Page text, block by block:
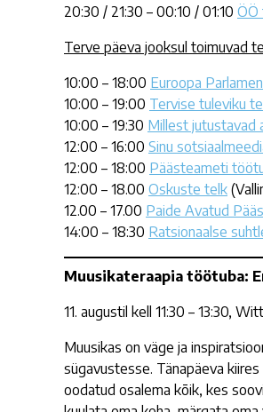
20:30 / 21:30 – 00:10 / 01:10 ÖÖ
Terve päeva jooksul toimuvad
10:00 – 18:00 Euroopa
10:00 – 19:00 Tervise tuleviku
10:00 – 19:30 Millest jutustavad
12:00 – 16:00 Sinu
12:00 – 18:00 Päästeameti
12:00 – 18.00 Oskuste telk
12.00 – 17.00 Paide Avatud
14:00 – 18:30 Ratsionaalse
Muusikateraapia töötuba:
11. augustil kell 11:30 – 13:30,
Muusikas on väge ja
sügavustesse. Tänapäeva
oodatud osalema kõik, kes